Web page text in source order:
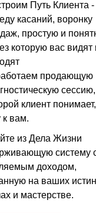
Путь Клиента -
касаний, воронку
простую и
которую вас видят
продающую
клиент
к вам.
из Дела Жизни
систему
доходом,
на ваших
и мастерстве.